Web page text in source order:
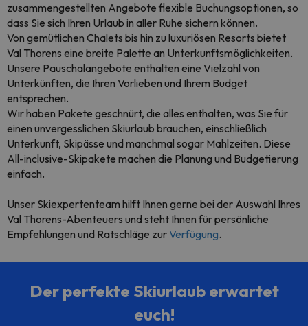
zusammengestellten Angebote flexible Buchungsoptionen, so
dass Sie sich Ihren Urlaub in aller Ruhe sichern können.
Von gemütlichen Chalets bis hin zu luxuriösen Resorts bietet
Val Thorens eine breite Palette an Unterkunftsmöglichkeiten.
Unsere Pauschalangebote enthalten eine Vielzahl von
Unterkünften, die Ihren Vorlieben und Ihrem Budget
entsprechen.
Wir haben Pakete geschnürt, die alles enthalten, was Sie für
einen unvergesslichen Skiurlaub brauchen, einschließlich
Unterkunft, Skipässe und manchmal sogar Mahlzeiten. Diese
All-inclusive-Skipakete machen die Planung und Budgetierung
einfach.
Unser Skiexpertenteam hilft Ihnen gerne bei der Auswahl Ihres
Val Thorens-Abenteuers und steht Ihnen für persönliche
Empfehlungen und Ratschläge zurVerfügung.
Der perfekte Skiurlaub erwartet
euch!